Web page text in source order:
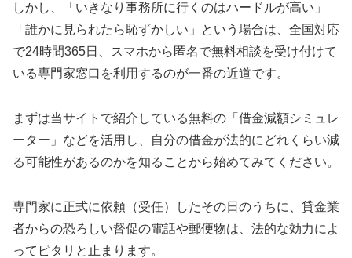
しかし、「いきなり事務所に行くのはハードルが高い」
「誰かに見られたら恥ずかしい」という場合は、全国対応
で24時間365日、スマホから匿名で無料相談を受け付けて
いる専門家窓口を利用するのが一番の近道です。
まずは当サイトで紹介している無料の「借金減額シミュレ
ーター」などを活用し、自分の借金が法的にどれくらい減
る可能性があるのかを知ることから始めてみてください。
専門家に正式に依頼（受任）したその日のうちに、貸金業
者からの恐ろしい督促の電話や郵便物は、法的な効力によ
ってピタリと止まります。